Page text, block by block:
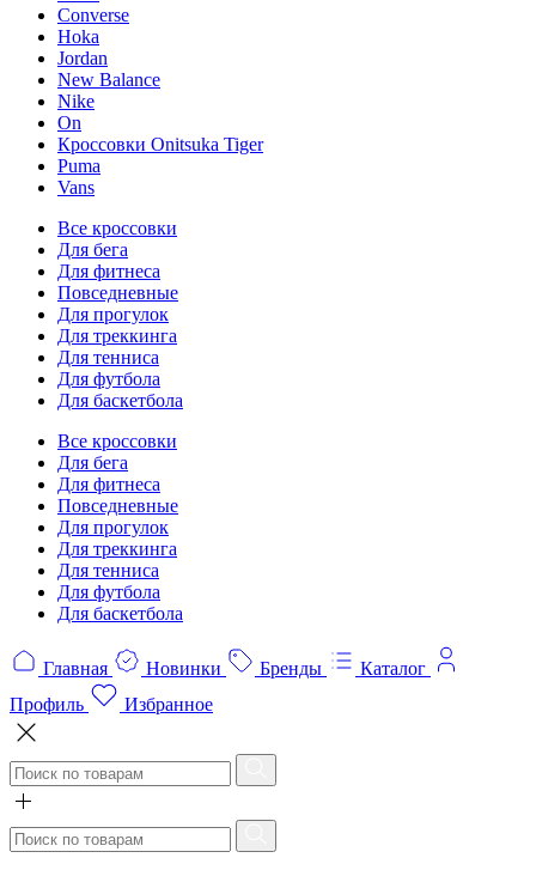
Converse
Hoka
Jordan
New Balance
Nike
On
Кроссовки Onitsuka Tiger
Puma
Vans
Все кроссовки
Для бега
Для фитнеса
Повседневные
Для прогулок
Для треккинга
Для тенниса
Для футбола
Для баскетбола
Все кроссовки
Для бега
Для фитнеса
Повседневные
Для прогулок
Для треккинга
Для тенниса
Для футбола
Для баскетбола
Главная Новинки Бренды
Каталог
Профиль
Избранное